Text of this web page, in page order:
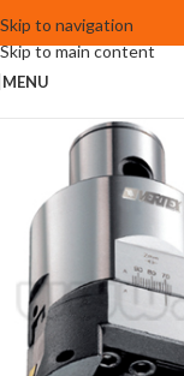
Skip to navigation
Skip to main content
MENU